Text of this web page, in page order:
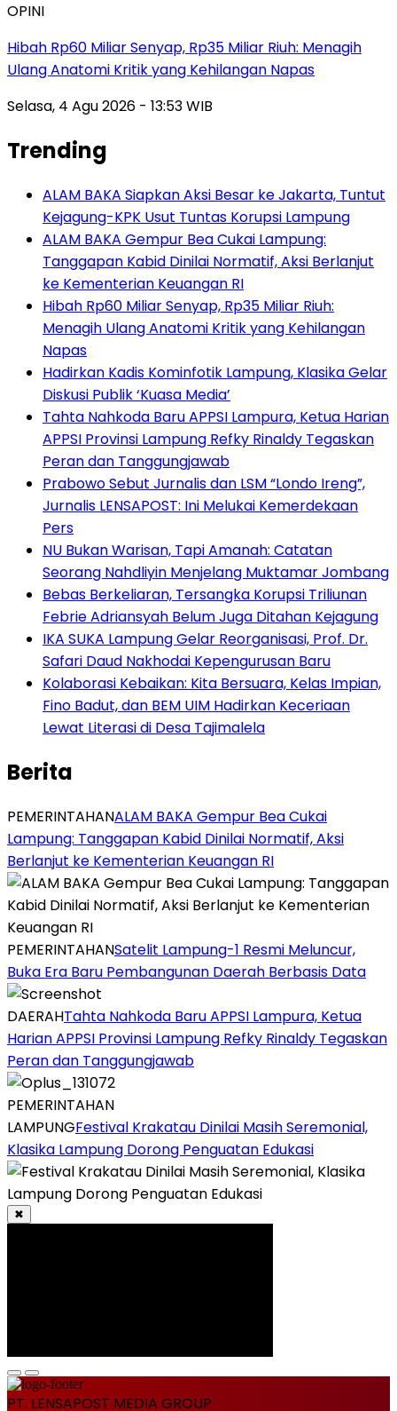
OPINI
Hibah Rp60 Miliar Senyap, Rp35 Miliar Riuh: Menagih
Ulang Anatomi Kritik yang Kehilangan Napas
Selasa, 4 Agu 2026 - 13:53 WIB
Trending
ALAM BAKA Siapkan Aksi Besar ke Jakarta, Tuntut
Kejagung-KPK Usut Tuntas Korupsi Lampung
ALAM BAKA Gempur Bea Cukai Lampung:
Tanggapan Kabid Dinilai Normatif, Aksi Berlanjut
ke Kementerian Keuangan RI
Hibah Rp60 Miliar Senyap, Rp35 Miliar Riuh:
Menagih Ulang Anatomi Kritik yang Kehilangan
Napas
Hadirkan Kadis Kominfotik Lampung, Klasika Gelar
Diskusi Publik ‘Kuasa Media’
Tahta Nahkoda Baru APPSI Lampura, Ketua Harian
APPSI Provinsi Lampung Refky Rinaldy Tegaskan
Peran dan Tanggungjawab
Prabowo Sebut Jurnalis dan LSM “Londo Ireng”,
Jurnalis LENSAPOST: Ini Melukai Kemerdekaan
Pers
NU Bukan Warisan, Tapi Amanah: Catatan
Seorang Nahdliyin Menjelang Muktamar Jombang
Bebas Berkeliaran, Tersangka Korupsi Triliunan
Febrie Adriansyah Belum Juga Ditahan Kejagung
IKA SUKA Lampung Gelar Reorganisasi, Prof. Dr.
Safari Daud Nakhodai Kepengurusan Baru
Kolaborasi Kebaikan: Kita Bersuara, Kelas Impian,
Fino Badut, dan BEM UIM Hadirkan Keceriaan
Lewat Literasi di Desa Tajimalela
Berita
PEMERINTAHANALAM BAKA Gempur Bea Cukai
Lampung: Tanggapan Kabid Dinilai Normatif, Aksi
Berlanjut ke Kementerian Keuangan RI
PEMERINTAHANSatelit Lampung-1 Resmi Meluncur,
Buka Era Baru Pembangunan Daerah Berbasis Data
DAERAHTahta Nahkoda Baru APPSI Lampura, Ketua
Harian APPSI Provinsi Lampung Refky Rinaldy Tegaskan
Peran dan Tanggungjawab
PEMERINTAHAN
LAMPUNGFestival Krakatau Dinilai Masih Seremonial,
Klasika Lampung Dorong Penguatan Edukasi
✖
PT. LENSAPOST MEDIA GROUP